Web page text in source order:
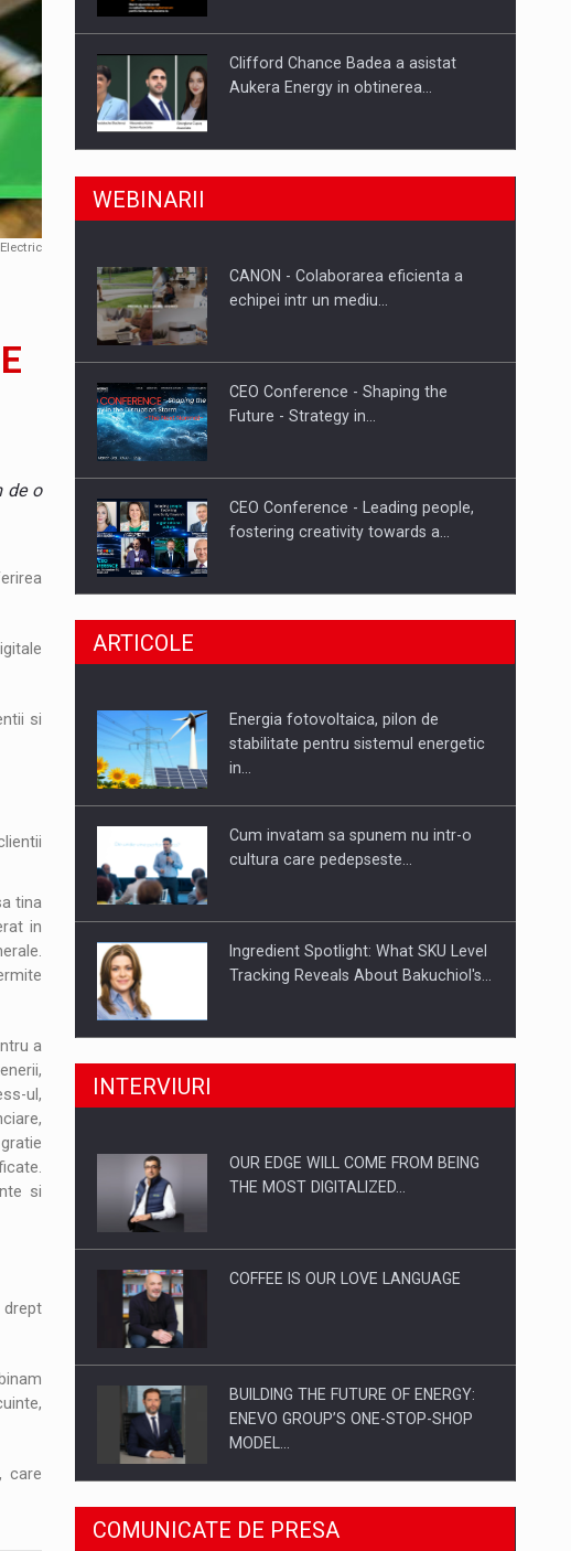
Romania, preiau compania intr-o tranzactie de peste 25…
de o
si
tina
in
a
ul,
si
drept
, care
Clifford Chance Badea a asistat
Aukera Energy in obtinerea…
SAPTE PERSONALITATI DIN MEDIUL
Hard Enduro Piatra Craiului 2026,
WEBINARII
CANON - Colaborarea eficienta a
echipei intr un mediu…
CEO Conference - Shaping the
Future - Strategy in…
CEO Conference - Leading people,
fostering creativity towards a…
CEO Conference - Shaping The
Webinar - Business Evolution-
RETHINK STRATEGY-Finantare
ARTICOLE
Energia fotovoltaica, pilon de
stabilitate pentru sistemul energetic
in…
Cum invatam sa spunem nu intr-o
cultura care pedepseste…
Ingredient Spotlight: What SKU Level
Tracking Reveals About Bakuchiol's…
Producatorii si comerciantii care nu
Proteinmaxxing and the Future of
INTERVIURI
OUR EDGE WILL COME FROM BEING
THE MOST DIGITALIZED…
COFFEE IS OUR LOVE LANGUAGE
BUILDING THE FUTURE OF ENERGY:
ENEVO GROUP’S ONE-STOP-SHOP
MODEL…
ROOTED IN ROMANIA, BUILT TO
DELIVER TECHNOLOGY FOR THE…
COMUNICATE DE PRESA